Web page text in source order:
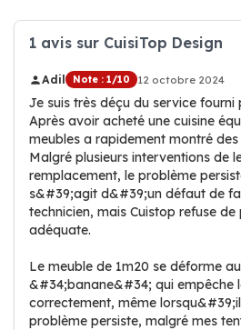
1 avis sur CuisiTop Design
Adil Note : 1/10 12 octobre 2024
Je suis très déçu du service fourni
Après avoir acheté une cuisine
meubles a rapidement montré
Malgré plusieurs interventions de
remplacement, le problème
s&#39;agit d&#39;un défaut de
technicien, mais Cuistop refuse
adéquate.
Le meuble de 1m20 se déforme
&#34;banane&#34; qui empêche
correctement, même
problème persiste, malgré mes